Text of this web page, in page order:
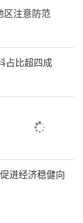
其是否有连
情况。而是
是否知情。
曾为产品代
代言人也可
责任编辑：窦静
区注意防范
占比超四成
进经济稳健向